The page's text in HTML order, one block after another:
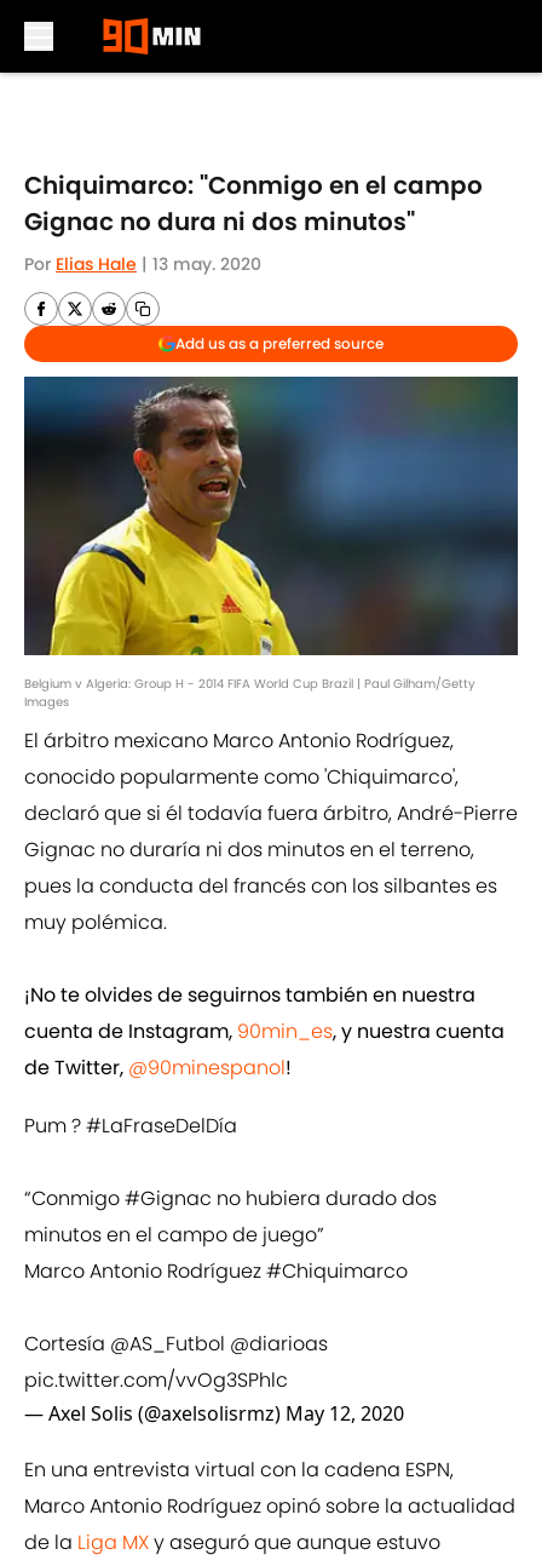
Chiquimarco: "Conmigo en el campo
Gignac no dura ni dos minutos"
Por Elias Hale | 13 may. 2020
Add us as a preferred source
Belgium v Algeria: Group H - 2014 FIFA World Cup Brazil | Paul Gilham/Getty
Images
El árbitro mexicano Marco Antonio Rodríguez,
conocido popularmente como 'Chiquimarco',
declaró que si él todavía fuera árbitro, André-Pierre
Gignac no duraría ni dos minutos en el terreno,
pues la conducta del francés con los silbantes es
muy polémica.
¡No te olvides de seguirnos también en nuestra
cuenta de Instagram, 90min_es, y nuestra cuenta
de Twitter, @90minespanol!
Pum ?#LaFraseDelDía
“Conmigo#Gignac no hubiera durado dos
minutos en el campo de juego”
Marco Antonio Rodríguez#Chiquimarco
Cortesía @AS_Futbol @diarioas
pic.twitter.com/vvOg3SPhlc
— Axel Solis (@axelsolisrmz) May 12, 2020
En una entrevista virtual con la cadena ESPN,
Marco Antonio Rodríguez opinó sobre la actualidad
de la Liga MXy aseguró que aunque estuvo